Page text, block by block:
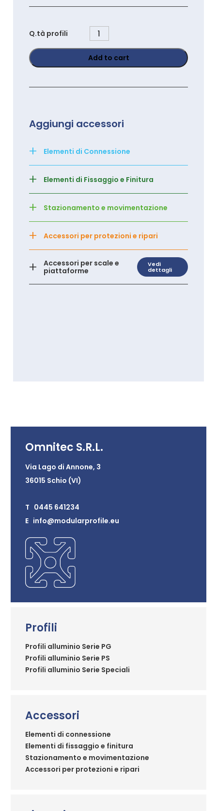
Q.tà profili
PG90180K
quantity
Add to cart
Aggiungi accessori
+ Elementi di Connessione
+ Elementi di Fissaggio e Finitura
+ Stazionamento e movimentazione
+ Accessori per protezioni e ripari
+
Accessori per scale e
piattaforme
Vedi
dettagli
Omnitec S.R.L.
Via Lago di Annone, 3
36015 Schio (VI)
T 0445 641234
E info@modularprofile.eu
Profili
Profili alluminio Serie PG
Profili alluminio Serie PS
Profili alluminio Serie Speciali
Accessori
Elementi di connessione
Elementi di fissaggio e finitura
Stazionamento e movimentazione
Accessori per protezioni e ripari